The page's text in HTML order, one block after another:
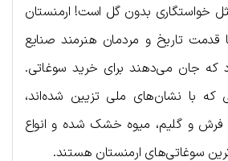
خواستگاری بدون گل است! ارمنستان
قدمت تاریخ و مردمان هنرمند صنایع
که جان می‌دهند برای خرید سوغاتی.
که با نشان‌های ملی تزیین شده‌اند،
فرش و گلیم، میوه خشک شده و انواع
سوغاتی‌های ارمنستان هستند.